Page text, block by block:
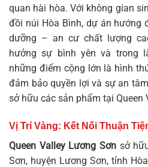
quan hài hòa. Với không gian
đồi núi Hòa Bình, dự án hướng
dưỡng – an cư chất lượng
hưởng sự bình yên và trong
những điểm cộng lớn là hình
đảm bảo quyền lợi và sự an
sở hữu các sản phẩm tại Queen
Vị Trí Vàng: Kết Nối Thuận
Queen Valley Lương Sơn sở
Sơn, huyện Lương Sơn, tỉnh